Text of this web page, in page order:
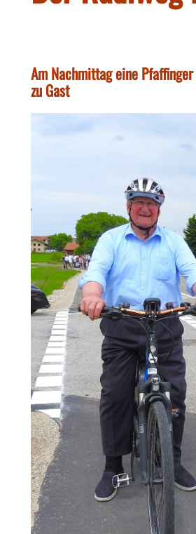
Am Nachmittag eine
zu Gast